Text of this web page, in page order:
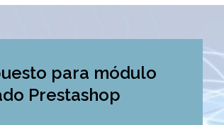
para módulo
Prestashop